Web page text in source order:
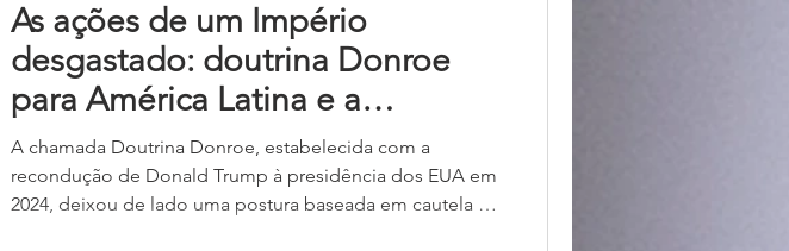
As ações de um Império
desgastado: doutrina Donroe
para América Latina e a
instabilidade associada
A chamada Doutrina Donroe, estabelecida com a
recondução de Donald Trump à presidência dos EUA em
2024, deixou de lado uma postura baseada em cautela e